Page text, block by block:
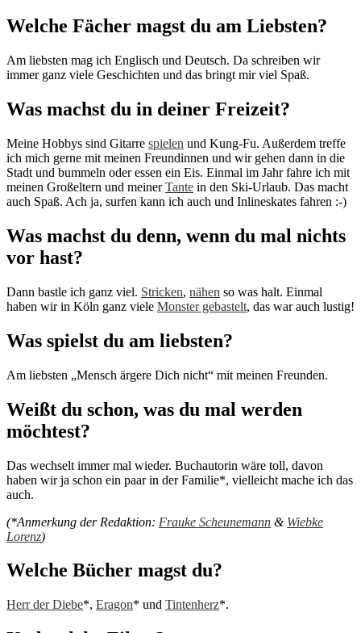
Welche Fächer magst du am Liebsten?
Am liebsten mag ich Englisch und Deutsch. Da schreiben wir
immer ganz viele Geschichten und das bringt mir viel Spaß.
Was machst du in deiner Freizeit?
Meine Hobbys sind Gitarre spielen und Kung-Fu. Außerdem treffe
ich mich gerne mit meinen Freundinnen und wir gehen dann in die
Stadt und bummeln oder essen ein Eis. Einmal im Jahr fahre ich mit
meinen Großeltern und meinerTante in den Ski-Urlaub. Das macht
auch Spaß. Ach ja, surfen kann ich auch und Inlineskates fahren :-)
Was machst du denn, wenn du mal nichts
vor hast?
Dann bastle ich ganz viel. Stricken, nähen so was halt. Einmal
haben wir in Köln ganz viele Monster gebastelt, das war auch lustig!
Was spielst du am liebsten?
Am liebsten „Mensch ärgere Dich nicht“ mit meinen Freunden.
Weißt du schon, was du mal werden
möchtest?
Das wechselt immer mal wieder. Buchautorin wäre toll, davon
haben wir ja schon ein paar in der Familie*, vielleicht mache ich das
auch.
(*Anmerkung der Redaktion: Frauke Scheunemann & Wiebke
Lorenz)
Welche Bücher magst du?
Herr der Diebe*, Eragon* und Tintenherz*.